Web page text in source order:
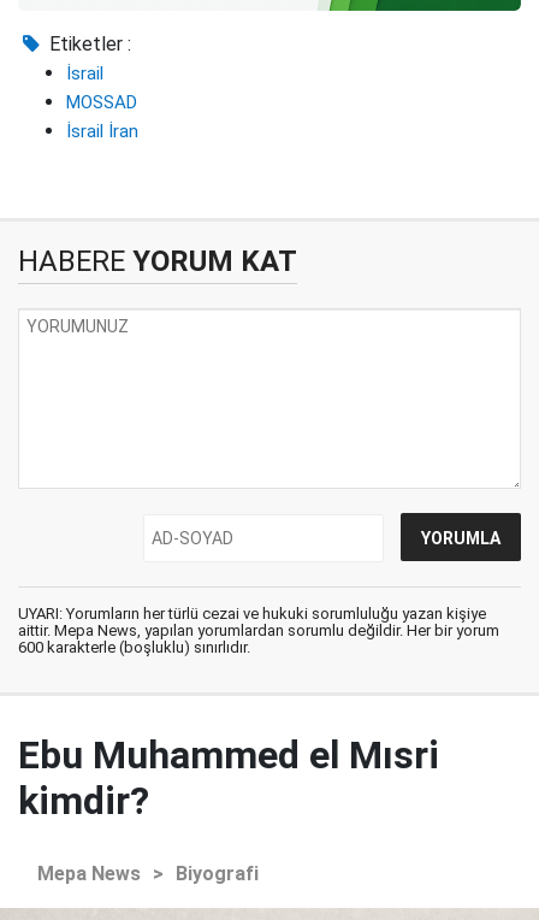
Etiketler :
İsrail
MOSSAD
İsrail İran
HABERE YORUM KAT
UYARI: Yorumların her türlü cezai ve hukuki sorumluluğu yazan kişiye
aittir. Mepa News, yapılan yorumlardan sorumlu değildir. Her bir yorum
600 karakterle (boşluklu) sınırlıdır.
Ebu Muhammed el Mısri
kimdir?
Mepa News > Biyografi